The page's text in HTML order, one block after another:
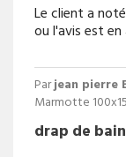
Le client a
ou l'avis est
Parjean pierre
Marmotte
drap de bain